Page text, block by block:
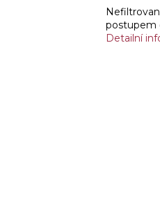
postupem
Detailní